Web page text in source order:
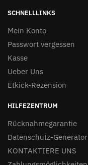
SCHNELLLINKS
Mein Konto
Passwort vergessen
Kasse
Ueber Uns
Etkick-Rezension
HILFEZENTRUM
Rücknahmegarantie
Datenschutz-Generator
KONTAKTIERE UNS